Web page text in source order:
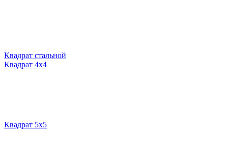
Квадрат стальной
Квадрат 4х4
Квадрат 5х5